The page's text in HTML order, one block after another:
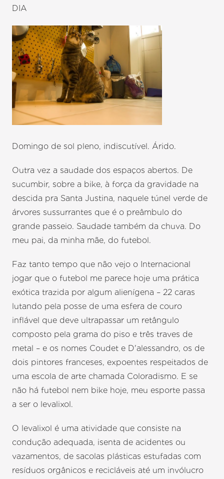
DIA
Domingo de sol pleno, indiscutível. Árido.
Outra vez a saudade dos espaços abertos. De
sucumbir, sobre a bike, à força da gravidade na
descida pra Santa Justina, naquele túnel verde de
árvores sussurrantes que é o preâmbulo do
grande passeio. Saudade também da chuva. Do
meu pai, da minha mãe, do futebol.
Faz tanto tempo que não vejo o Internacional
jogar que o futebol me parece hoje uma prática
exótica trazida por algum alienígena – 22 caras
lutando pela posse de uma esfera de couro
inflável que deve ultrapassar um retângulo
composto pela grama do piso e três traves de
metal – e os nomes Coudet e D'alessandro, os de
dois pintores franceses, expoentes respeitados de
uma escola de arte chamada Coloradismo. E se
não há futebol nem bike hoje, meu esporte passa
a ser o levalixol.
O levalixol é uma atividade que consiste na
condução adequada, isenta de acidentes ou
vazamentos, de sacolas plásticas estufadas com
resíduos orgânicos e recicláveis até um invólucro